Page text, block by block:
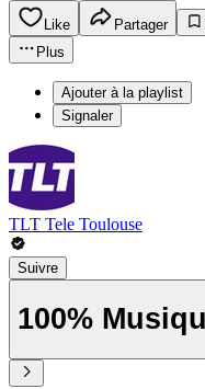
Like Partager
Plus
Ajouter à la playlist
Signaler
TLT Tele Toulouse
Suivre
100%